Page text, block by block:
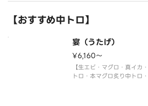
【おすすめ中トロ】
宴（うたげ）
¥6,160〜
【生エビ・マグロ・真イカ
トロ・本マグロ炙り中トロ